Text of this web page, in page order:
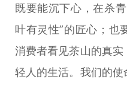
既要能沉下心，在杀
叶有灵性”的匠心；也
消费者看见茶山的真
轻人的生活。我们的